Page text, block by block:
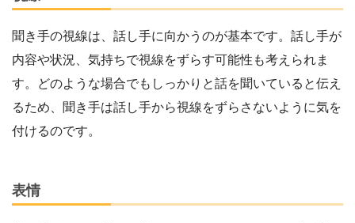
聞き手の視線は、話し手に向かうのが基本です。話し手が
内容や状況、気持ちで視線をずらす可能性も考えられま
す。どのような場合でもしっかりと話を聞いていると伝え
るため、聞き手は話し手から視線をずらさないように気を
付けるのです。
表情